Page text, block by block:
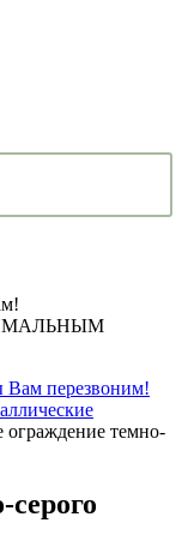
Вам перезвоним!
ограждение темно-